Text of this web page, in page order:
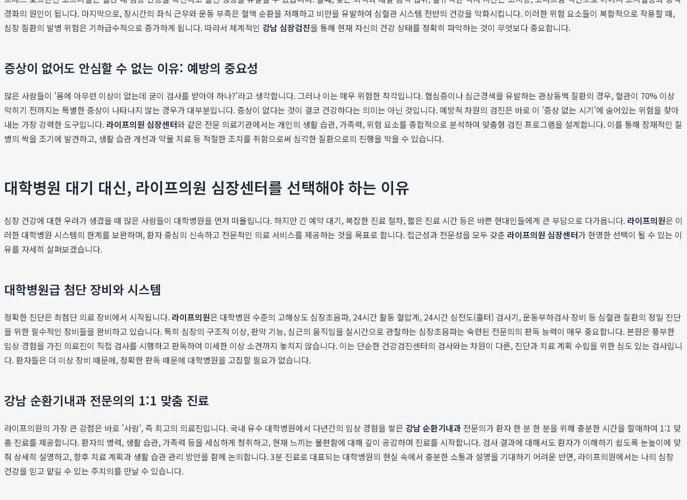
경화의 원인이 됩니다. 마지막으로, 장시간의 좌식 근무와 운동 부족은 혈액 순환을 저해하고 비만을 유발하여 심혈관 시스템 전반의 건강을 악화시킵니다. 이러한 위험 요소들이 복합적으로 작용할 때,
심장 질환의 발병 위험은 기하급수적으로 증가하게 됩니다. 따라서 체계적인 강남 심장검진을 통해 현재 자신의 건강 상태를 정확히 파악하는 것이 무엇보다 중요합니다.
증상이 없어도 안심할 수 없는 이유: 예방의 중요성
많은 사람들이 '몸에 아무런 이상이 없는데 굳이 검사를 받아야 하나?'라고 생각합니다. 그러나 이는 매우 위험한 착각입니다. 협심증이나 심근경색을 유발하는 관상동맥 질환의 경우, 혈관이 70% 이상
막히기 전까지는 특별한 증상이 나타나지 않는 경우가 대부분입니다. 증상이 없다는 것이 결코 건강하다는 의미는 아닌 것입니다. 예방적 차원의 검진은 바로 이 '증상 없는 시기'에 숨어있는 위험을 찾아
내는 가장 강력한 도구입니다. 라이프의원 심장센터와 같은 전문 의료기관에서는 개인의 생활 습관, 가족력, 위험 요소를 종합적으로 분석하여 맞춤형 검진 프로그램을 설계합니다. 이를 통해 잠재적인 질
병의 싹을 조기에 발견하고, 생활 습관 개선과 약물 치료 등 적절한 조치를 취함으로써 심각한 질환으로의 진행을 막을 수 있습니다.
대학병원 대기 대신, 라이프의원 심장센터를 선택해야 하는 이유
심장 건강에 대한 우려가 생겼을 때 많은 사람들이 대학병원을 먼저 떠올립니다. 하지만 긴 예약 대기, 복잡한 진료 절차, 짧은 진료 시간 등은 바쁜 현대인들에게 큰 부담으로 다가옵니다. 라이프의원은 이
러한 대학병원 시스템의 한계를 보완하며, 환자 중심의 신속하고 전문적인 의료 서비스를 제공하는 것을 목표로 합니다. 접근성과 전문성을 모두 갖춘 라이프의원 심장센터가 현명한 선택이 될 수 있는 이
유를 자세히 살펴보겠습니다.
대학병원급 첨단 장비와 시스템
정확한 진단은 최첨단 의료 장비에서 시작됩니다. 라이프의원은 대학병원 수준의 고해상도 심장초음파, 24시간 활동 혈압계, 24시간 심전도(홀터) 검사기, 운동부하검사 장비 등 심혈관 질환의 정밀 진단
을 위한 필수적인 장비들을 완비하고 있습니다. 특히 심장의 구조적 이상, 판막 기능, 심근의 움직임을 실시간으로 관찰하는 심장초음파는 숙련된 전문의의 판독 능력이 매우 중요합니다. 본원은 풍부한
임상 경험을 가진 의료진이 직접 검사를 시행하고 판독하여 미세한 이상 소견까지 놓치지 않습니다. 이는 단순한 건강검진센터의 검사와는 차원이 다른, 진단과 치료 계획 수립을 위한 심도 있는 검사입니
다. 환자들은 더 이상 장비 때문에, 정확한 판독 때문에 대학병원을 고집할 필요가 없습니다.
강남 순환기내과 전문의의 1:1 맞춤 진료
라이프의원의 가장 큰 강점은 바로 '사람', 즉 최고의 의료진입니다. 국내 유수 대학병원에서 다년간의 임상 경험을 쌓은 강남 순환기내과 전문의가 환자 한 분 한 분을 위해 충분한 시간을 할애하여 1:1 맞
춤 진료를 제공합니다. 환자의 병력, 생활 습관, 가족력 등을 세심하게 청취하고, 현재 느끼는 불편함에 대해 깊이 공감하며 진료를 시작합니다. 검사 결과에 대해서도 환자가 이해하기 쉽도록 눈높이에 맞
춰 상세히 설명하고, 향후 치료 계획과 생활 습관 관리 방안을 함께 논의합니다. 3분 진료로 대표되는 대학병원의 현실 속에서 충분한 소통과 설명을 기대하기 어려운 반면, 라이프의원에서는 나의 심장
건강을 믿고 맡길 수 있는 주치의를 만날 수 있습니다.